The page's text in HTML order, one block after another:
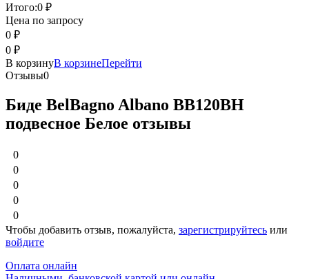
Итого:0 ₽
Цена по запросу
0 ₽
0 ₽
В корзинуВ корзинеПерейти
Отзывы0
Биде BelBagno Albano BB120BH
подвесное Белое отзывы
0
0
0
0
0
Чтобы добавить отзыв, пожалуйста, зарегистрируйтесь или
войдите
Оплата онлайн